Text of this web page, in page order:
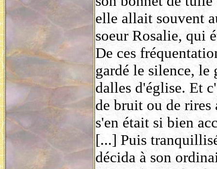
elle allait souvent
soeur Rosalie, qui
De ces
gardé le silence, le
dalles d'église. Et
de bruit ou de rires
s'en était si bien
[...] Puis
décida à son